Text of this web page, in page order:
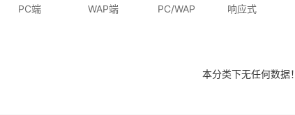
PC端 WAP端 PC/WAP 响应式
本分类下无任何数据！